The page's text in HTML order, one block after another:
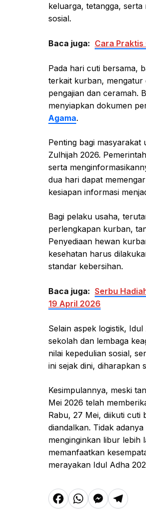
keluarga, tetangga,
sosial.
Baca juga: Cara Praktis
Pada hari cuti bersama,
terkait kurban, mengatur
pengajian dan ceramah.
menyiapkan dokumen
Agama.
Penting bagi
Zulhijah 2026.
serta
dua hari dapat
kesiapan informasi
Bagi pelaku usaha,
perlengkapan kurban,
Penyediaan hewan
kesehatan harus
standar kebersihan.
Baca juga: Serbu
19 April 2026
Selain aspek logistik,
sekolah dan lembaga
nilai kepedulian sosial,
ini sejak dini, diharapkan
Kesimpulannya, meski
Mei 2026 telah
Rabu, 27 Mei, diikuti cuti
diandalkan. Tidak
menginginkan libur lebih
memanfaatkan
merayakan Idul Adha
F
W M T